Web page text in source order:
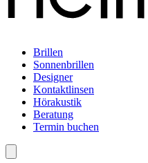
Brillen
Sonnenbrillen
Designer
Kontaktlinsen
Hörakustik
Beratung
Termin buchen